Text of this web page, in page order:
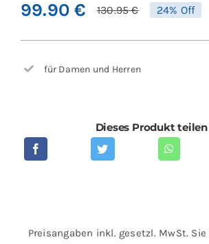
130.95€
99.90€ 24% Off
für Damen und Herren
Dieses Produkt teilen
Preisangaben inkl. gesetzl. MwSt.